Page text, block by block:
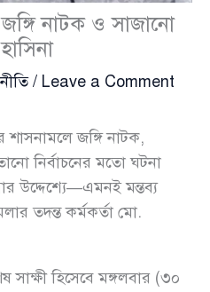
নাটক ও সাজানো
/ Leave a Comment
শাসনামলে জঙ্গি নাটক,
নির্বাচনের মতো ঘটনা
উদ্দেশ্যে—এমনই মন্তব্য
তদন্ত কর্মকর্তা মো.
সাক্ষী হিসেবে মঙ্গলবার (৩০